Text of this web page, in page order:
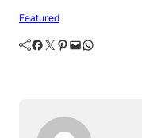
Featured
Facebook Twitter Pinterest Mail WhatsApp